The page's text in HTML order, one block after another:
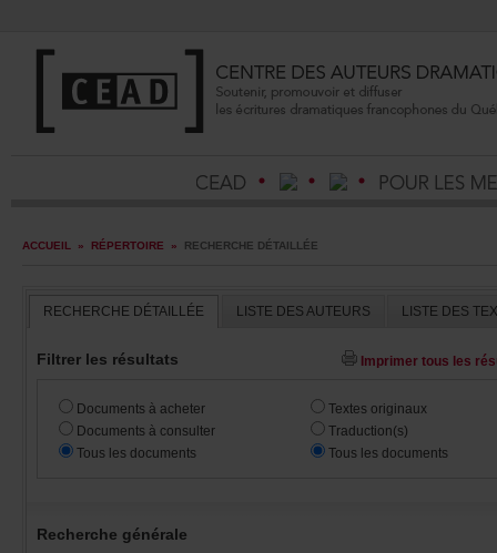
ACCUEIL » RÉPERTOIRE » RECHERCHEDÉTAILLÉE
RECHERCHEDÉTAILLÉE LISTEDESAUTEURS
Filtrerlesrésultats
Documentsàacheter
Documentsàconsulter
Touslesdocuments
Textesoriginaux
Traduction(s)
Touslesdocuments
Recherchegénérale